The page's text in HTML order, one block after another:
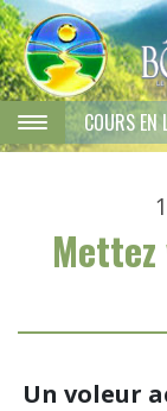
COURS EN
Un voleur